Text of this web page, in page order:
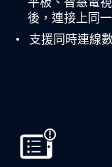
後，連接上同
支援同時連線